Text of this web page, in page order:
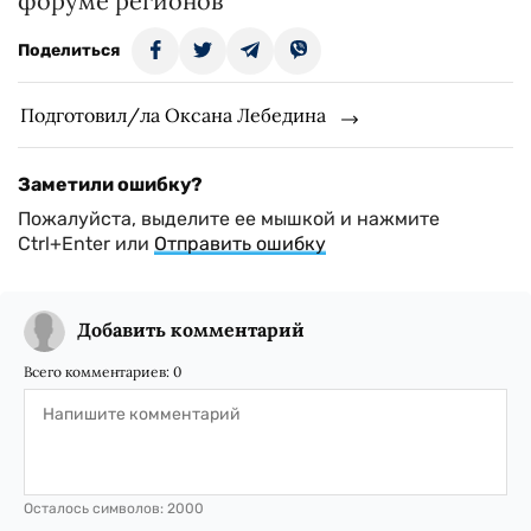
Поделиться
Подготовил/ла Оксана Лебедина
Заметили ошибку?
Пожалуйста, выделите ее мышкой и нажмите
Ctrl+Enter или Отправить ошибку
Добавить комментарий
Всего комментариев: 0
Осталось символов: 2000